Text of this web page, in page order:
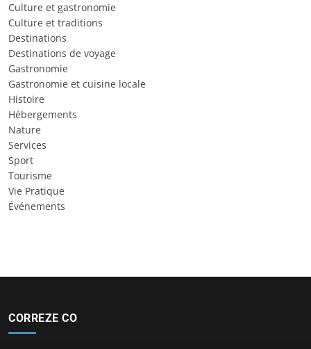
Culture et gastronomie
Culture et traditions
Destinations
Destinations de voyage
Gastronomie
Gastronomie et cuisine locale
Histoire
Hébergements
Nature
Services
Sport
Tourisme
Vie Pratique
Événements
CORREZE CO